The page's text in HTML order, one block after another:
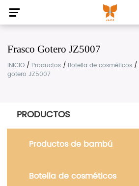
Frasco Gotero JZ5007
INICIO / Productos / Botella de cosméticos /
gotero JZ5007
PRODUCTOS
Productos de bambú
Botella de cosméticos